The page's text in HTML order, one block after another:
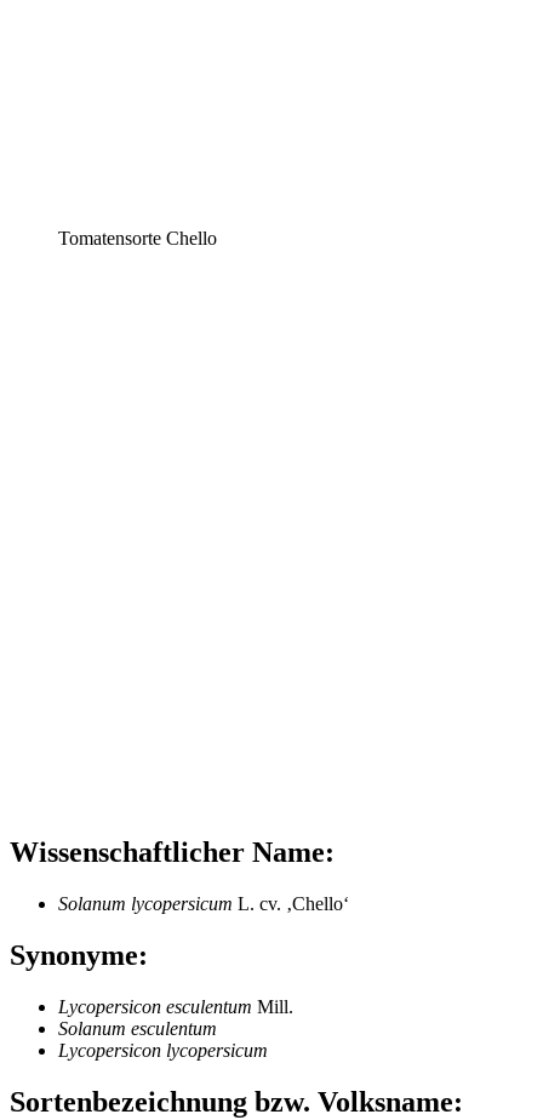
Tomatensorte Chello
Wissenschaftlicher Name:
Solanum lycopersicum L. cv. ‚Chello‘
Synonyme:
Lycopersicon esculentum Mill.
Solanum esculentum
Lycopersicon lycopersicum
Sortenbezeichnung bzw. Volksname: